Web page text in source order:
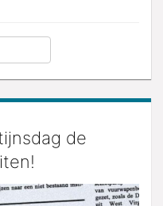
de